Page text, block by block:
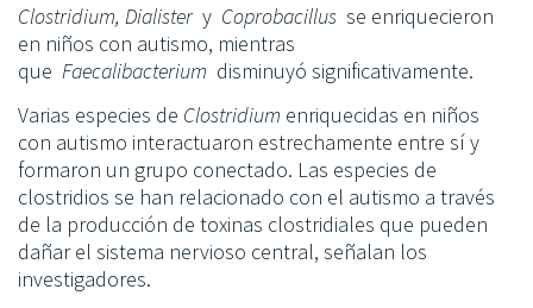
Clostridium, Dialistery Coprobacillus se enriquecieron
en niños con autismo, mientras
que Faecalibacterium disminuyó significativamente.
Varias especies de Clostridium enriquecidas en niños
con autismo interactuaron estrechamente entre sí y
formaron un grupo conectado. Las especies de
clostridios se han relacionado con el autismo a través
de la producción de toxinas clostridiales que pueden
dañar el sistema nervioso central, señalan los
investigadores.